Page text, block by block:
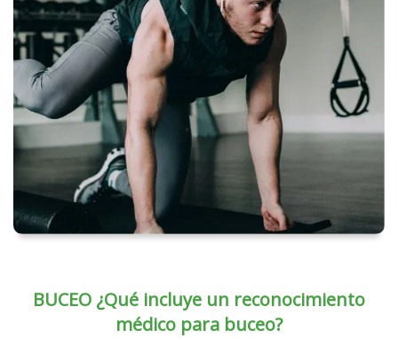
BUCEO ¿Qué incluye un reconocimiento
médico para buceo?